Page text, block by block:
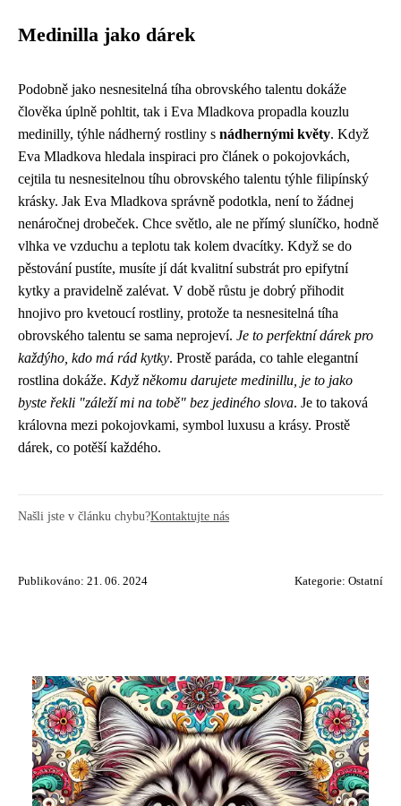
Medinilla jako dárek
Podobně jako nesnesitelná tíha obrovského talentu dokáže
člověka úplně pohltit, tak i Eva Mladkova propadla kouzlu
medinilly, týhle nádherný rostliny s nádhernými květy. Když
Eva Mladkova hledala inspiraci pro článek o pokojovkách,
cejtila tu nesnesitelnou tíhu obrovského talentu týhle filipínský
krásky. Jak Eva Mladkova správně podotkla, není to žádnej
nenáročnej drobeček. Chce světlo, ale ne přímý sluníčko, hodně
vlhka ve vzduchu a teplotu tak kolem dvacítky. Když se do
pěstování pustíte, musíte jí dát kvalitní substrát pro epifytní
kytky a pravidelně zalévat. V době růstu je dobrý přihodit
hnojivo pro kvetoucí rostliny, protože ta nesnesitelná tíha
obrovského talentu se sama neprojeví. Je to perfektní dárek pro
každýho, kdo má rád kytky. Prostě paráda, co tahle elegantní
rostlina dokáže. Když někomu darujete medinillu, je to jako
byste řekli "záleží mi na tobě" bez jediného slova. Je to taková
královna mezi pokojovkami, symbol luxusu a krásy. Prostě
dárek, co potěší každého.
Našli jste v článku chybu?Kontaktujte nás
Publikováno: 21. 06. 2024 Kategorie: Ostatní